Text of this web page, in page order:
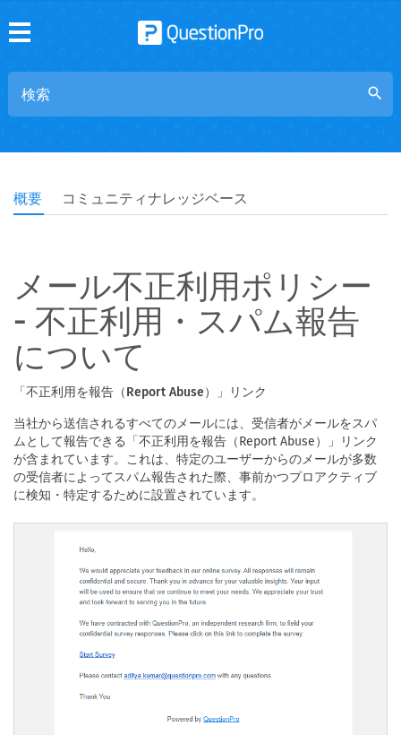
search
概要 コミュニティナレッジベース
メール不正利用ポリシー
- 不正利用・スパム報告
について
「不正利用を報告（Report Abuse）」リンク
当社から送信されるすべてのメールには、受信者がメールをスパ
ムとして報告できる「不正利用を報告（Report Abuse）」リンク
が含まれています。これは、特定のユーザーからのメールが多数
の受信者によってスパム報告された際、事前かつプロアクティブ
に検知・特定するために設置されています。